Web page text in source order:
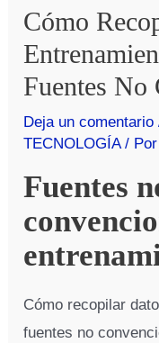
Cómo
Fuentes No
Deja un comentario
TECNOLOGÍA/
Fuentes
Cómo recopilar
fuentes no